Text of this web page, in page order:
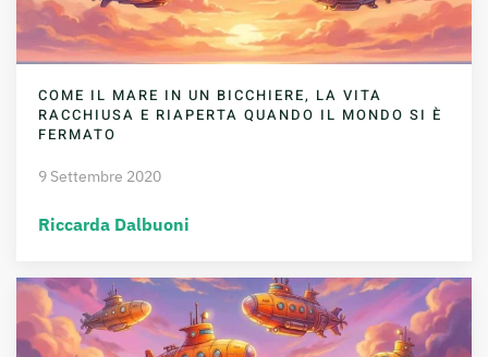
COME IL MARE IN UN BICCHIERE, LA VITA
RACCHIUSA E RIAPERTA QUANDO IL MONDO SI È
FERMATO
9 Settembre 2020
Riccarda Dalbuoni